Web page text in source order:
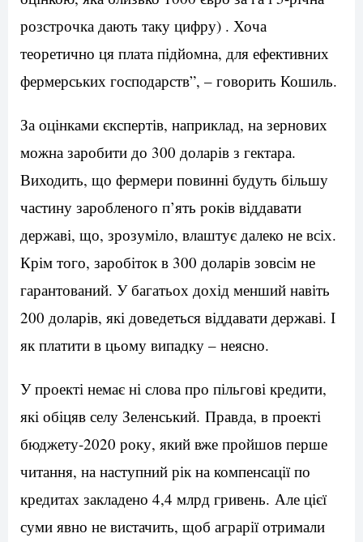
розстрочка дають таку цифру) . Хоча
теоретично ця плата підйомна, для ефективних
фермерських господарств”, – говорить Кошиль.
За оцінками єкспертів, наприклад, на зернових
можна заробити до 300 доларів з гектара.
Виходить, що фермери повинні будуть більшу
частину заробленого п’ять років віддавати
державі, що, зрозуміло, влаштує далеко не всіх.
Крім того, заробіток в 300 доларів зовсім не
гарантований. У багатьох дохід менший навіть
200 доларів, які доведеться віддавати державі. І
як платити в цьому випадку – неясно.
У проекті немає ні слова про пільгові кредити,
які обіцяв селу Зеленський. Правда, в проекті
бюджету-2020 року, який вже пройшов перше
читання, на наступний рік на компенсації по
кредитах закладено 4,4 млрд гривень. Але цієї
суми явно не вистачить, щоб аграрії отримали